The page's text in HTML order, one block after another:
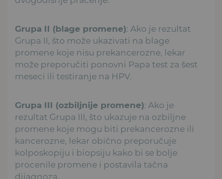
Grupa II (blage promene): Ako je rezultat
Grupa II, što može ukazivati na blage
promene koje nisu prekancerozne, lekar
može preporučiti ponovni Papa test za šest
meseci ili testiranje na HPV.
Grupa III (ozbiljnije promene): Ako je
rezultat Grupa III, što ukazuje na ozbiljne
promene koje mogu biti prekancerozne ili
kancerozne, lekar obično preporučuje
kolposkopiju i biopsiju kako bi se bolje
procenile promene i postavila tačna
dijagnoza.